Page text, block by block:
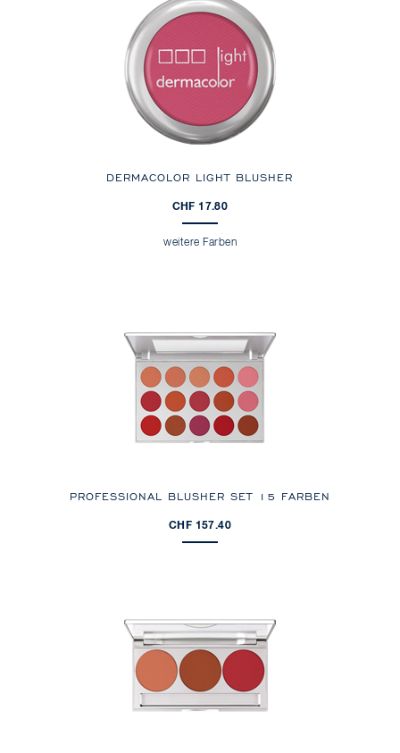
DERMACOLOR LIGHT BLUSHER
CHF 17.80
weitere Farben
PROFESSIONAL BLUSHER SET 15 FARBEN
CHF 157.40